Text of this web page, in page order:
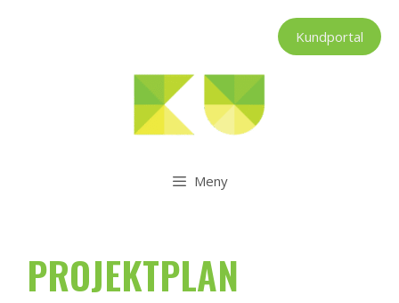
Kundportal
Meny
PROJEKTPLAN